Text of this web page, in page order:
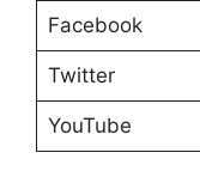
Facebook
Twitter
YouTube